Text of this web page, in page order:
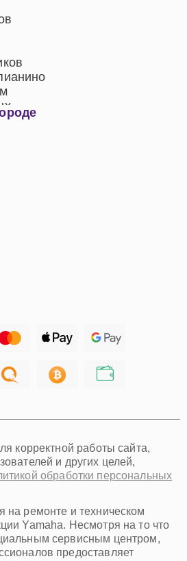
корректной работы сайта,
и других целей,
обработки персональных
на ремонте и техническом
Yamaha. Несмотря на то что
сервисным центром,
предоставляет